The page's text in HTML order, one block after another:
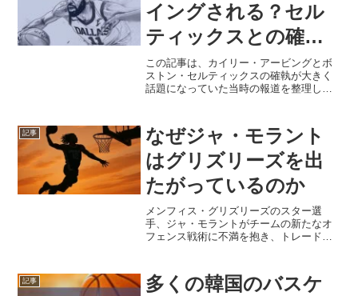
イングされる？セル
ティックスとの確執
まとめ
この記事は、カイリー・アービングとボ
ストン・セルティックスの確執が大きく
話題になっていた当時の報道を整理しつ
です。カイリー・アービングはNBAでも
屈指のスキルを持つガー...
記事
なぜジャ・モラント
はグリズリーズを出
たがっているのか
メンフィス・グリズリーズのスター選
手、ジャ・モラントがチームの新たなオ
フェンス戦術に不満を抱き、トレードを
ジェンキンスが解任され、後任としてト
ゥオマス・イサロが暫...
記事
多くの韓国のバスケ